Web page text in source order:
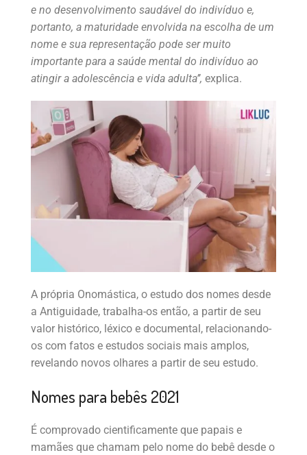
e no desenvolvimento saudável do indivíduo e,
portanto, a maturidade envolvida na escolha de um
nome e sua representação pode ser muito
importante para a saúde mental do indivíduo ao
atingir a adolescência e vida adulta’’, explica.
A própria Onomástica, o estudo dos nomes desde
a Antiguidade, trabalha-os então, a partir de seu
valor histórico, léxico e documental, relacionando-
os com fatos e estudos sociais mais amplos,
revelando novos olhares a partir de seu estudo.
Nomes para bebês 2021
É comprovado cientificamente que papais e
mamães que chamam pelo nome do bebê desde o